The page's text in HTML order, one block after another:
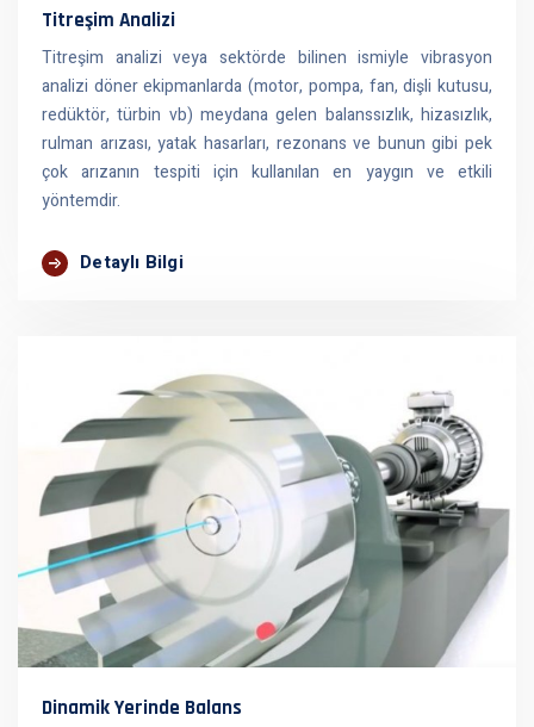
Titreşim Analizi
Titreşim analizi veya sektörde bilinen ismiyle vibrasyon
analizi döner ekipmanlarda (motor, pompa, fan, dişli kutusu,
redüktör, türbin vb) meydana gelen balanssızlık, hizasızlık,
rulman arızası, yatak hasarları, rezonans ve bunun gibi pek
çok arızanın tespiti için kullanılan en yaygın ve etkili
yöntemdir.
Detaylı Bilgi
Dinamik Yerinde Balans